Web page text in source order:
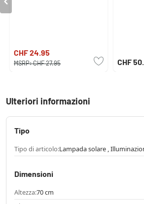
CHF 24.95
MSRP:CHF 27.95 CHF
Ulteriori informazioni
Tipo
Tipo di articolo:Lampada solare ,
Dimensioni
Altezza:70 cm